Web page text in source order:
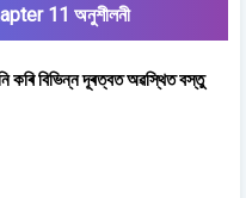
11 অনুশীলনী
কৰি বিভিন্ন দূৰত্বত অৱস্থিত বস্তু